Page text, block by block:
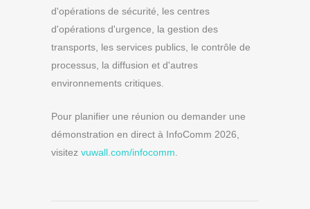
d'opérations de sécurité, les centres
d'opérations d'urgence, la gestion des
transports, les services publics, le contrôle de
processus, la diffusion et d'autres
environnements critiques.
Pour planifier une réunion ou demander une
démonstration en direct à InfoComm 2026,
visitez vuwall.com/infocomm.